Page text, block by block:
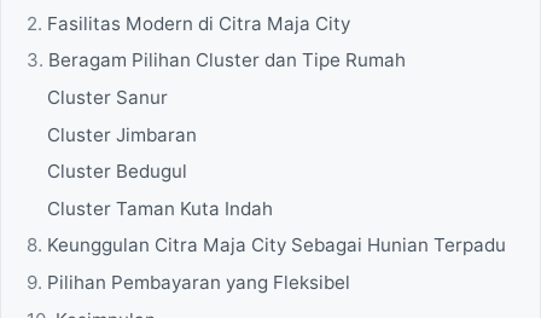
Fasilitas Modern di Citra Maja City
Beragam Pilihan Cluster dan Tipe Rumah
Cluster Sanur
Cluster Jimbaran
Cluster Bedugul
Cluster Taman Kuta Indah
Keunggulan Citra Maja City Sebagai Hunian Terpadu
Pilihan Pembayaran yang Fleksibel